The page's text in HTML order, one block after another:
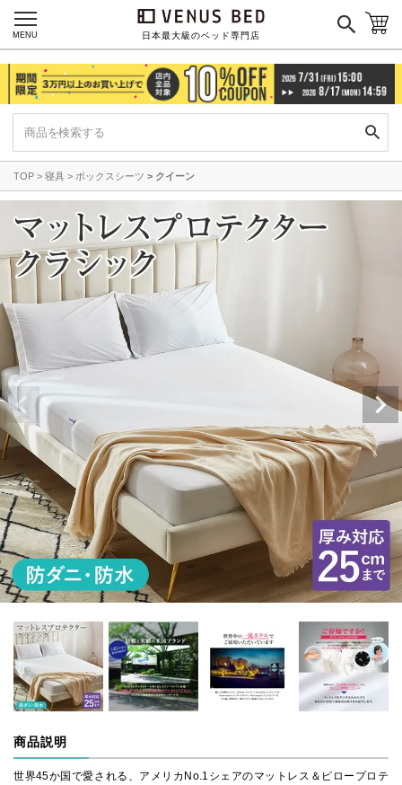
日本最大級のベッド専門店
MENU
TOP 寝具 ボックスシーツ クイーン
商品説明
世界45か国で愛される、アメリカNo.1シェアのマットレス＆ピロープロテ